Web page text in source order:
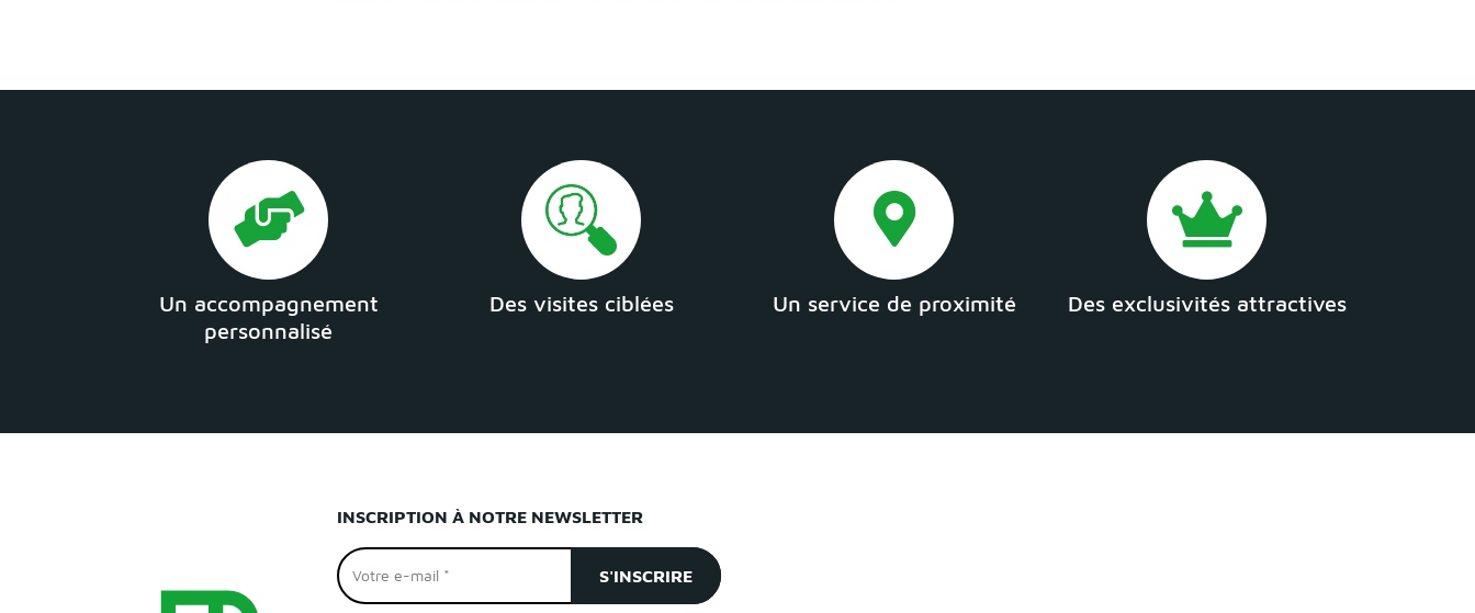
Un accompagnement
personnalisé
Des visites ciblées Un service de proximité Des exclusivités attractives
INSCRIPTION À NOTRE NEWSLETTER